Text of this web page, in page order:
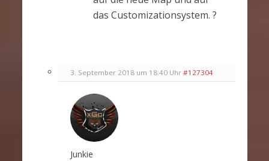
das Customizationsystem. ?
3. September 2018 um 18:40 Uhr #127304
Junkie